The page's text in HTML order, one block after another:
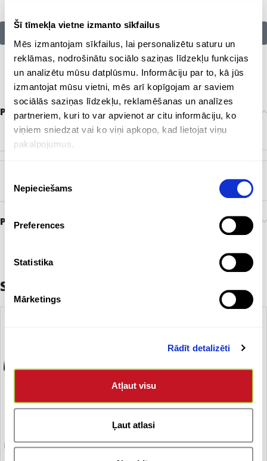
Šī tīmekļa vietne izmanto sīkfailus
Mēs izmantojam sīkfailus, lai personalizētu saturu un
reklāmas, nodrošinātu sociālo saziņas līdzekļu funkcijas
un analizētu mūsu datplūsmu. Informāciju par to, kā jūs
izmantojat mūsu vietni, mēs arī kopīgojam ar saviem
sociālās saziņas līdzekļu, reklamēšanas un analīzes
partneriem, kuri to var apvienot ar citu informāciju, ko
viņiem sniedzat vai ko viņi apkopo, kad lietojat viņu
pakalpojumus.
izvēle
Nepieciešams
Preferences
Statistika
Mārketings
Rādīt detalizēti
Atļaut visu
Ļaut atlasi
Papildu informācija
KRĀSA
Balts
ZĪMOLS Bez zīmola
Preces pasūtīšana un piegāde
Saistītie produkti
Lukturītis